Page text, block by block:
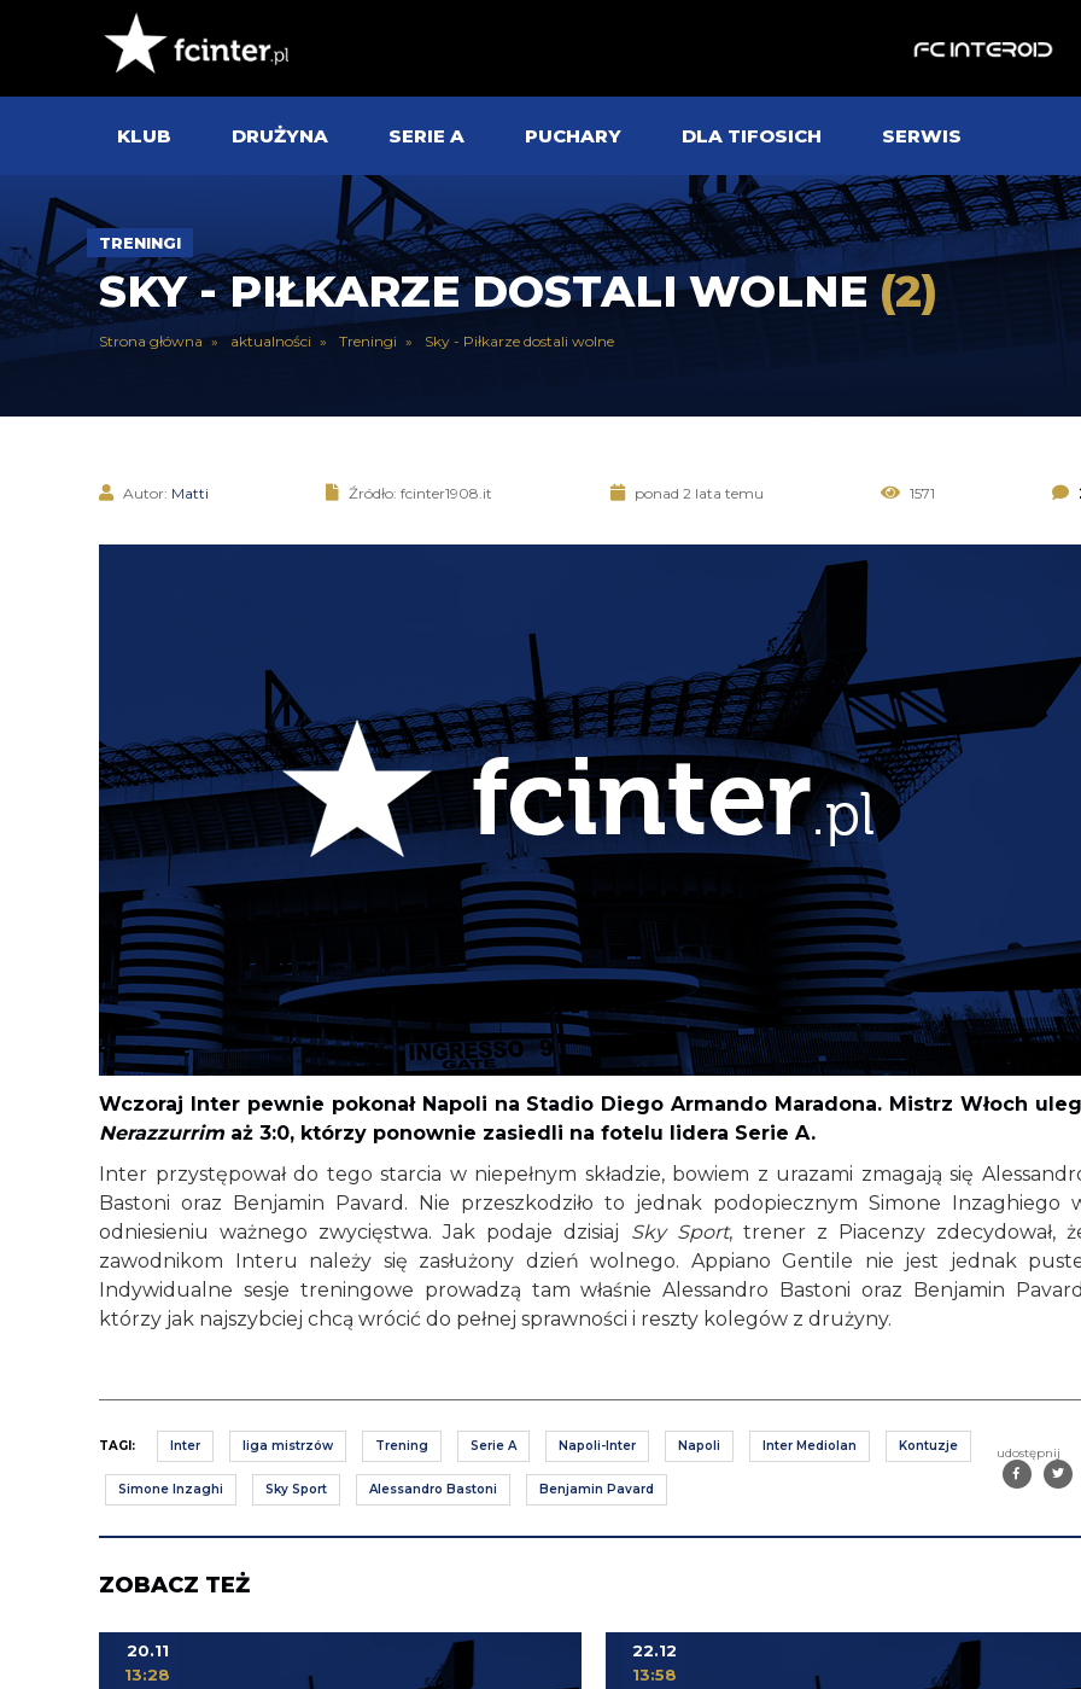
KLUB DRUŻYNA SERIE A PUCHARY DLA TIFOSICH SERWIS
TRENINGI
SKY - PIŁKARZE DOSTALI WOLNE(2)
Strona główna aktualności Treningi Sky - Piłkarze dostali wolne
Autor: Matti Źródło: fcinter1908.it ponad 2 lata temu 1571
Wczoraj Inter pewnie pokonał Napoli na Stadio Diego Armando Maradona. Mistrz Włoch
Nerazzurrim aż 3:0, którzy ponownie zasiedli na fotelu lidera Serie A.
Inter przystępował do tego starcia w niepełnym składzie, bowiem z urazami zmagają się
Bastoni oraz Benjamin Pavard. Nie przeszkodziło to jednak podopiecznym Simone Inzaghiego
odniesieniu ważnego zwycięstwa. Jak podaje dzisiaj Sky Sport, trener z Piacenzy zdecydował,
zawodnikom Interu należy się zasłużony dzień wolnego. Appiano Gentile nie jest jednak
Indywidualne sesje treningowe prowadzą tam właśnie Alessandro Bastoni oraz Benjamin
którzy jak najszybciej chcą wrócić do pełnej sprawności i reszty kolegów z drużyny.
TAGI: Inter liga mistrzów Trening Serie A Napoli-Inter Napoli Inter Mediolan Kontuzje
Simone Inzaghi Sky Sport Alessandro Bastoni Benjamin Pavard
udostępnij
ZOBACZ TEŻ
20.11
13:28
22.12
13:58